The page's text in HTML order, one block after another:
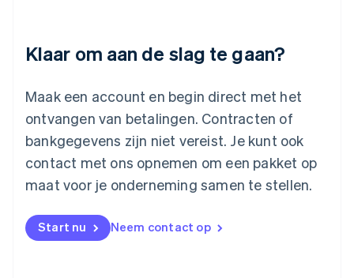
Klaar om aan de slag te gaan?
Maak een account en begin direct met het
ontvangen van betalingen. Contracten of
bankgegevens zijn niet vereist. Je kunt ook
contact met ons opnemen om een pakket op
maat voor je onderneming samen te stellen.
Start nu Neem contact op
Litouwen
Luxemburg
Maleisië
English简体中文
Malta
English
Mexico
Nederland
NederlandsEnglish